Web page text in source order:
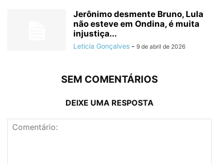
Jerônimo desmente Bruno, Lula
não esteve em Ondina, é muita
injustiça...
Leticia Gonçalves - 9 de abril de 2026
SEM COMENTÁRIOS
DEIXE UMA RESPOSTA